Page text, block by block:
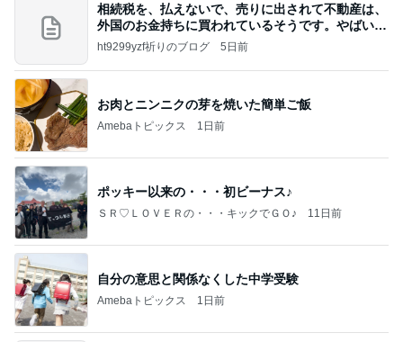
相続税を、払えないで、売りに出されて不動産は、
外国のお金持ちに買われているそうです。やばいで
すよ
ht9299yzf祈りのブログ 5日前
お肉とニンニクの芽を焼いた簡単ご飯
Amebaトピックス 1日前
ポッキー以来の・・・初ビーナス♪
ＳＲ♡ＬＯＶＥＲの・・・キックでＧＯ♪ 11日前
自分の意思と関係なくした中学受験
Amebaトピックス 1日前